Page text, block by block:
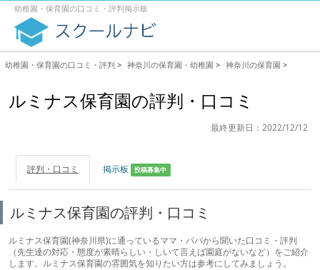
幼稚園・保育園の口コミ・評判掲示板
幼稚園・保育園の口コミ・評判 > 神奈川の保育園・幼稚園 > 神奈川の保育園 >
ルミナス保育園の評判・口コミ
最終更新日：2022/12/12
評判・口コミ 掲示板 投稿募集中
ルミナス保育園の評判・口コミ
ルミナス保育園(神奈川県)に通っているママ・パパから聞いた口コミ・評判
（先生達の対応・態度が素晴らしい・しいて言えば園庭がないなど）をご紹介
します。ルミナス保育園の雰囲気を知りたい方は参考にしてみましょう。